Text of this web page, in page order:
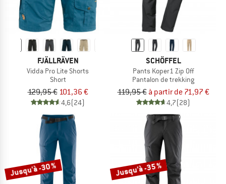
FJÄLLRÄVEN
Vidda Pro Lite Shorts
Short
129,95 € 101,36 €
4,6(24)
SCHÖFFEL
Pants Koper1 Zip Off
Pantalon de trekking
119,95 € à partir de 71,97 €
4,7(28)
Jusqu'à -30 % Jusqu'à -35 %